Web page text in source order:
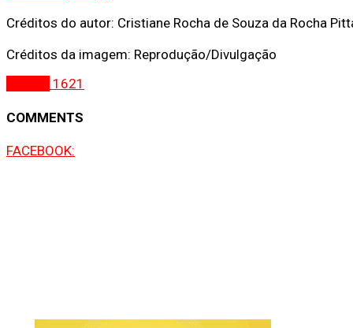
Créditos do autor: Cristiane Rocha de Souza da Rocha
Créditos da imagem: Reprodução/Divulgação
1621
COMMENTS
FACEBOOK: